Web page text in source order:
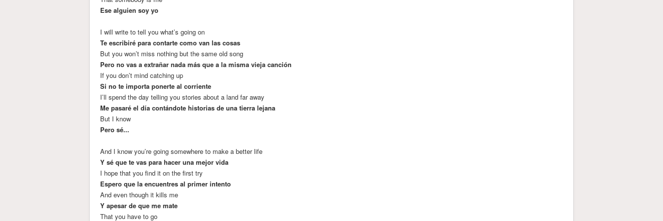
Ese alguien soy yo
I will write to tell you what’s going on
Te escribiré para contarte como van las cosas
But you won’t miss nothing but the same old song
Pero no vas a extrañar nada más que a la misma vieja canción
If you don’t mind catching up
Si no te importa ponerte al corriente
I’ll spend the day telling you stories about a land far away
Me pasaré el día contándote historias de una tierra lejana
But I know
Pero sé...
And I know you’re going somewhere to make a better life
Y sé que te vas para hacer una mejor vida
I hope that you find it on the first try
Espero que la encuentres al primer intento
And even though it kills me
Y apesar de que me mate
That you have to go